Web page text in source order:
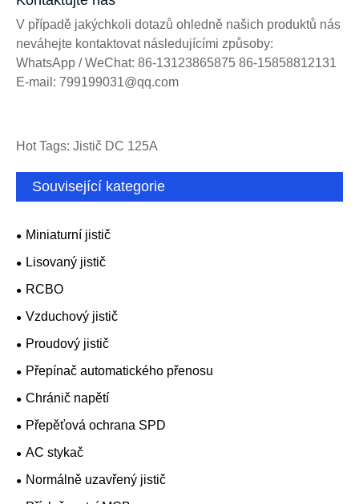
V případě jakýchkoli dotazů ohledně našich produktů nás
neváhejte kontaktovat následujícími způsoby:
WhatsApp / WeChat: 86-13123865875 86-15858812131
E-mail: 799199031@qq.com
Hot Tags: Jistič DC 125A
Související kategorie
Miniaturní jistič
Lisovaný jistič
RCBO
Vzduchový jistič
Proudový jistič
Přepínač automatického přenosu
Chránič napětí
Přepěťová ochrana SPD
AC stykač
Normálně uzavřený jistič